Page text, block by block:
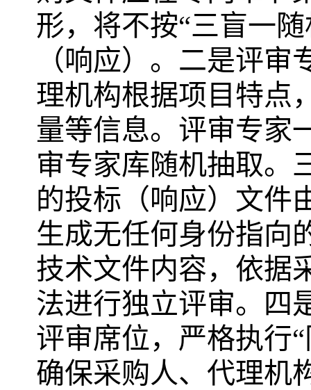
形，将不按“三盲一
（响应）。二是评
理机构根据项目特点
量等信息。评审专家
审专家库随机抽取。
的投标（响应）文件
生成无任何身份指向
技术文件内容，依据
法进行独立评审。四
评审席位，严格执行
确保采购人、代理机